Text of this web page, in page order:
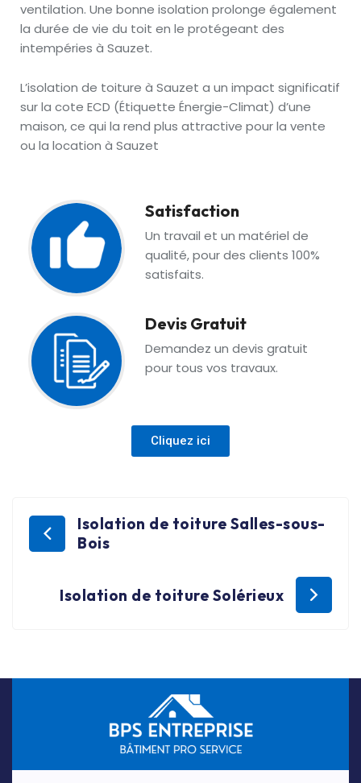
ventilation. Une bonne isolation prolonge également
la durée de vie du toit en le protégeant des
intempéries à Sauzet.
L’isolation de toiture à Sauzet a un impact significatif
sur la cote ECD (Étiquette Énergie-Climat) d’une
maison, ce qui la rend plus attractive pour la vente
ou la location à Sauzet
Satisfaction
Un travail et un matériel de
qualité, pour des clients 100%
satisfaits.
Devis Gratuit
Demandez un devis gratuit
pour tous vos travaux.
Cliquez ici
Isolation de toiture Salles-sous-
Bois
Isolation de toiture Solérieux